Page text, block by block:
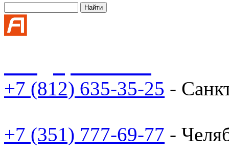
+7 (812) 635-35-25 -
+7 (351) 777-69-77 -